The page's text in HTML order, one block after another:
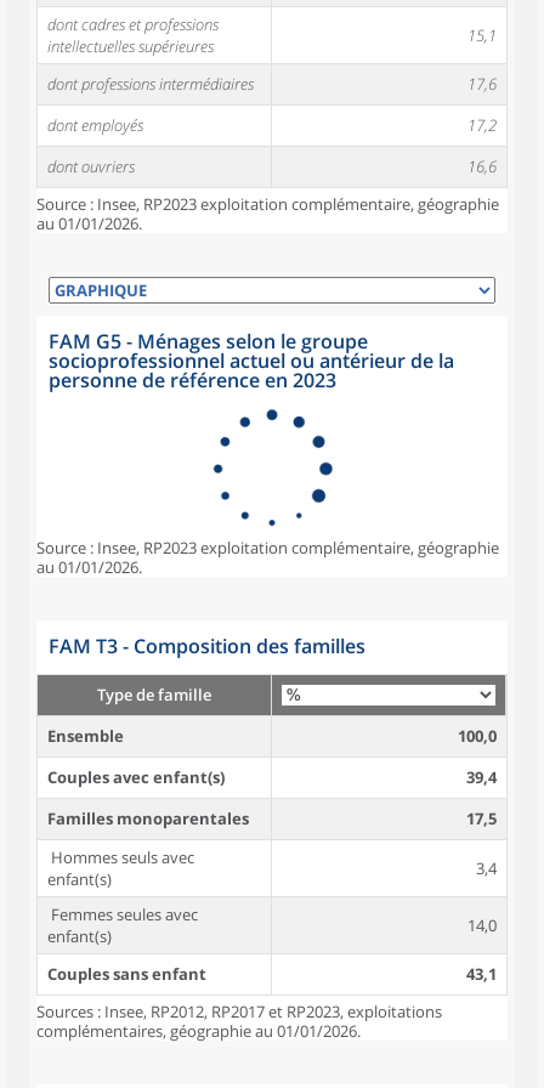
dont cadres et professions
intellectuelles supérieures
15,1
dont professions intermédiaires
17,6
dont employés
17,2
dont ouvriers
16,6
Source : Insee, RP2023 exploitation complémentaire, géographie
au 01/01/2026.
FAM G5 - Ménages selon le groupe
socioprofessionnel actuel ou antérieur de la
personne de référence en 2023
Source : Insee, RP2023 exploitation complémentaire, géographie
au 01/01/2026.
FAM T3 - Composition des familles
Type de famille
Ensemble
100,0
Couples avec enfant(s)
39,4
Familles monoparentales
17,5
Hommes seuls avec
enfant(s)
3,4
Femmes seules avec
enfant(s)
14,0
Couples sans enfant
43,1
Sources : Insee, RP2012, RP2017 et RP2023, exploitations
complémentaires, géographie au 01/01/2026.